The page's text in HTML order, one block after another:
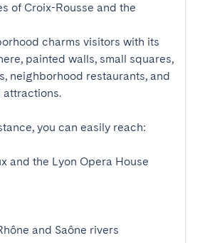
of Croix-Rousse and the
charms visitors with its
painted walls, small squares,
neighborhood restaurants, and
attractions.
you can easily reach:
and the Lyon Opera House
and Saône rivers